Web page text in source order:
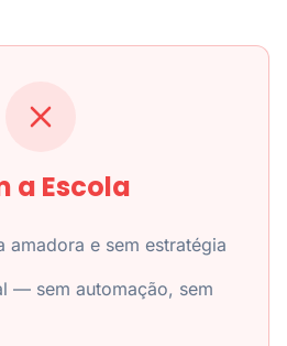
a Escola
amadora e sem estratégia
— sem automação, sem